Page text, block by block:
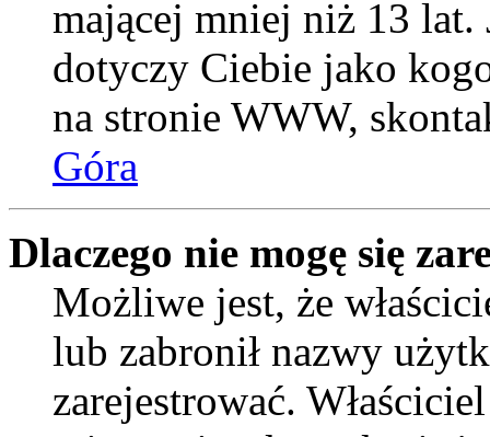
mającej mniej niż 13 lat.
dotyczy Ciebie jako
na stronie WWW,
Góra
Dlaczego nie mogę się
Możliwe jest, że
lub zabronił nazwy
zarejestrować.